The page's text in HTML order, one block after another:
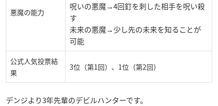
悪魔の能力
呪いの悪魔→4回釘を刺した相手を呪い殺
す
未来の悪魔→少し先の未来を知ることが
可能
公式人気投票結
果
3位（第1回）、1位（第2回）
デンジより3年先輩のデビルハンターです。